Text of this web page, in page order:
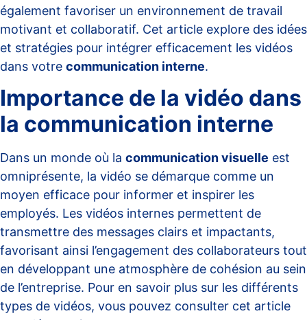
également favoriser un environnement de travail
motivant et collaboratif. Cet article explore des idées
et stratégies pour intégrer efficacement les vidéos
dans votre communication interne.
Importance de la vidéo dans
la communication interne
Dans un monde où la communication visuelle est
omniprésente, la vidéo se démarque comme un
moyen efficace pour informer et inspirer les
employés. Les vidéos internes permettent de
transmettre des messages clairs et impactants,
favorisant ainsi l’engagement des collaborateurs tout
en développant une atmosphère de cohésion au sein
de l’entreprise. Pour en savoir plus sur les différents
types de vidéos, vous pouvez consulter cet article